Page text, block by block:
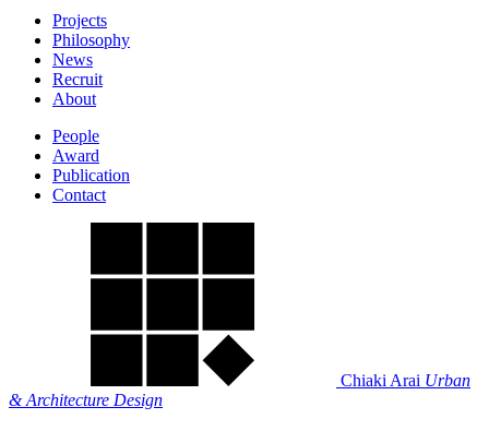
Projects
Philosophy
News
Recruit
About
People
Award
Publication
Contact
Chiaki Arai Urban
& Architecture Design